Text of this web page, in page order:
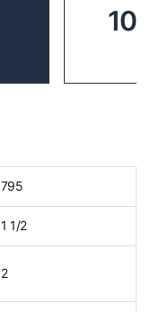
795
1 1/2
2